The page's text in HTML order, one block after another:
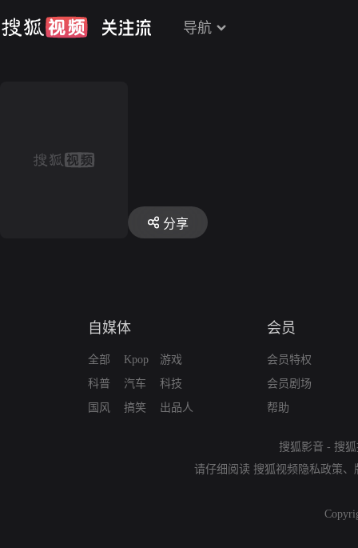
导航
分享
自媒体
全部
科普
国风
Kpop
汽车
搞笑
游戏
科技
出品人
会员
会员特权
会员剧场
帮助
搜狐影音 - 搜
请仔细阅读 搜狐视频隐私政策、